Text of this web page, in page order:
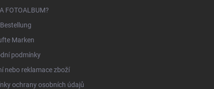
FOTOALBUM?
Marken
podmínky
nebo reklamace zboží
ochrany osobních údajů